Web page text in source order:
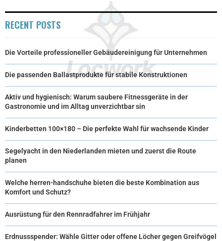
RECENT POSTS
Die Vorteile professioneller Gebäudereinigung für Unternehmen
Die passenden Ballastprodukte für stabile Konstruktionen
Aktiv und hygienisch: Warum saubere Fitnessgeräte in der
Gastronomie und im Alltag unverzichtbar sin
Kinderbetten 100×180 – Die perfekte Wahl für wachsende Kinder
Segelyacht in den Niederlanden mieten und zuerst die Route
planen
Welche herren-handschuhe bieten die beste Kombination aus
Komfort und Schutz?
Ausrüstung für den Rennradfahrer im Frühjahr
Erdnussspender: Wähle Gitter oder offene Löcher gegen Greifvögel